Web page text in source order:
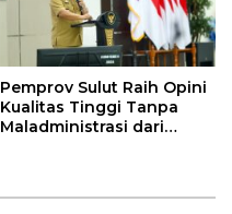
Pemprov Sulut Raih Opini
Kualitas Tinggi Tanpa
Maladministrasi dari